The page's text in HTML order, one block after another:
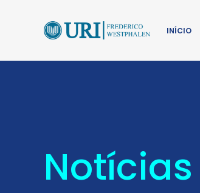
INÍCIO
Notícias